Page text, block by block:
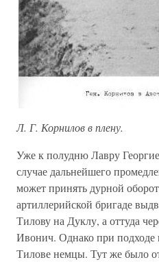
Л. Г. Корнилов в плену.
Уже к полудню Лавру
случае дальнейшего
может принять дурной
артиллерийской бригаде
Тилову на Дуклу, а оттуда
Ивонич. Однако при
Тилове немцы. Тут же было